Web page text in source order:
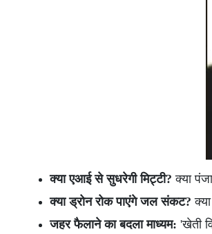
क्या एआई से सुधरेगी मिट्टी? क्या
क्या ड्रोन रोक पाएंगे जल संकट?
जहर फैलाने का बदला माध्यम: 'खेती